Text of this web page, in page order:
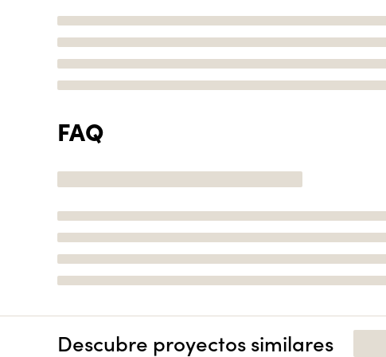
FAQ
Descubre proyectos similares